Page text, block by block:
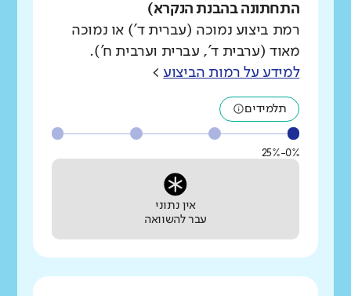
התחתונה בהבנת הנקרא)
רמת ביצוע נמוכה (עברית ד') או נמוכה
מאוד (ערבית ד', עברית וערבית ח').
למידע על רמות הביצוע >
תלמידים
0%-25%
אין נתוני
עבר להשוואה